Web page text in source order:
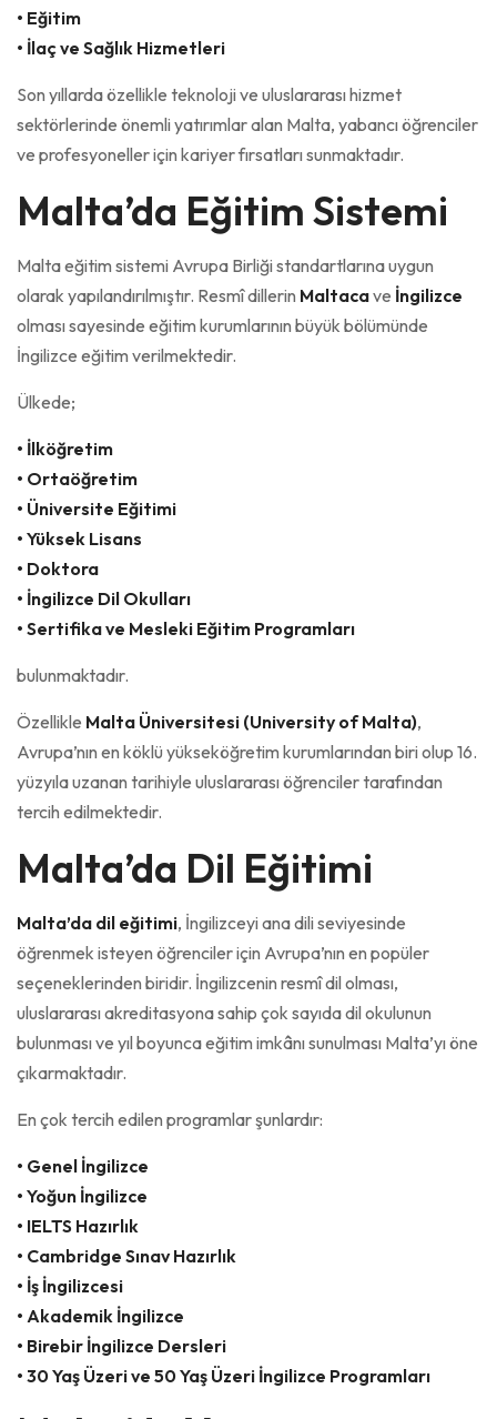
• Eğitim
• İlaç ve Sağlık Hizmetleri
Son yıllarda özellikle teknoloji ve uluslararası hizmet
sektörlerinde önemli yatırımlar alan Malta, yabancı öğrenciler
ve profesyoneller için kariyer fırsatları sunmaktadır.
Malta’da Eğitim Sistemi
Malta eğitim sistemi Avrupa Birliği standartlarına uygun
olarak yapılandırılmıştır. Resmî dillerin Maltacave İngilizce
olması sayesinde eğitim kurumlarının büyük bölümünde
İngilizce eğitim verilmektedir.
Ülkede;
• İlköğretim
• Ortaöğretim
• Üniversite Eğitimi
• Yüksek Lisans
• Doktora
• İngilizce Dil Okulları
• Sertifika ve Mesleki Eğitim Programları
bulunmaktadır.
Özellikle Malta Üniversitesi (University of Malta),
Avrupa’nın en köklü yükseköğretim kurumlarından biri olup 16.
yüzyıla uzanan tarihiyle uluslararası öğrenciler tarafından
tercih edilmektedir.
Malta’da Dil Eğitimi
Malta’da dil eğitimi, İngilizceyi ana dili seviyesinde
öğrenmek isteyen öğrenciler için Avrupa’nın en popüler
seçeneklerinden biridir. İngilizcenin resmî dil olması,
uluslararası akreditasyona sahip çok sayıda dil okulunun
bulunması ve yıl boyunca eğitim imkânı sunulması Malta’yı öne
çıkarmaktadır.
En çok tercih edilen programlar şunlardır:
• Genel İngilizce
• Yoğun İngilizce
• IELTS Hazırlık
• Cambridge Sınav Hazırlık
• İş İngilizcesi
• Akademik İngilizce
• Birebir İngilizce Dersleri
• 30 Yaş Üzeri ve 50 Yaş Üzeri İngilizce Programları